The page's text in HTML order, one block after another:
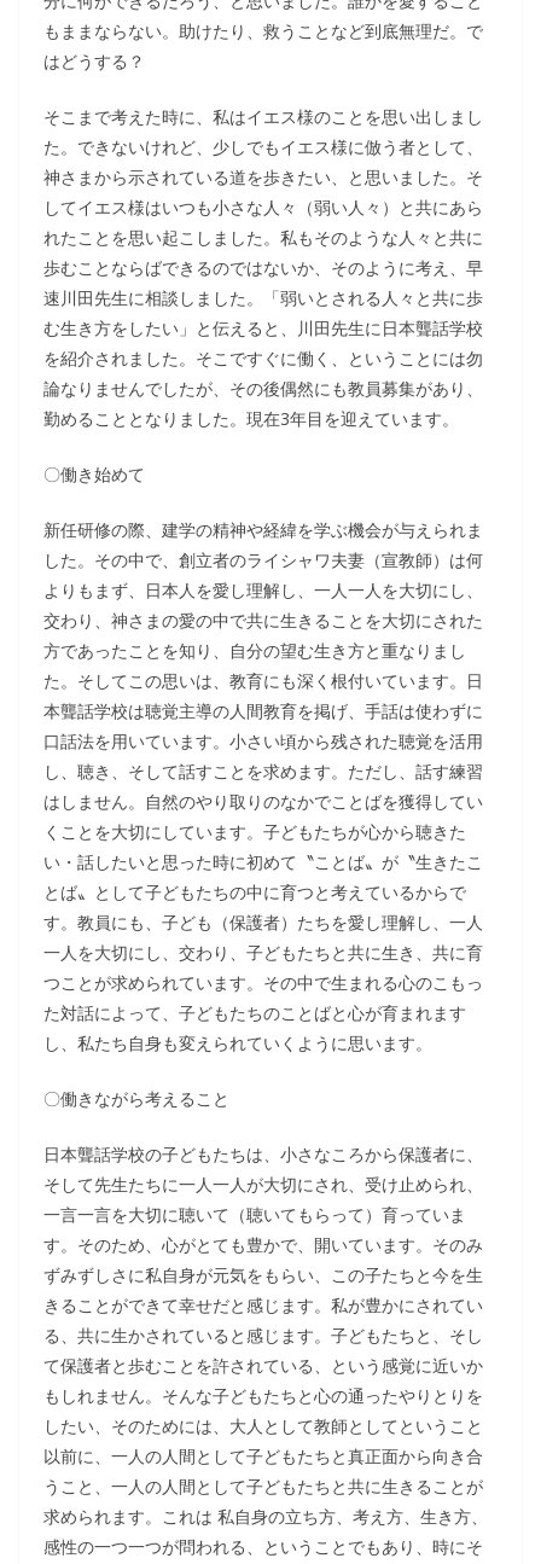
もままならない。助けたり、救うことなど到底無理だ。で
はどうする？
そこまで考えた時に、私はイエス様のことを思い出しまし
た。できないけれど、少しでもイエス様に倣う者として、
神さまから示されている道を歩きたい、と思いました。そ
してイエス様はいつも小さな人々（弱い人々）と共にあら
れたことを思い起こしました。私もそのような人々と共に
歩むことならばできるのではないか、そのように考え、早
速川田先生に相談しました。「弱いとされる人々と共に歩
む生き方をしたい」と伝えると、川田先生に日本聾話学校
を紹介されました。そこですぐに働く、ということには勿
論なりませんでしたが、その後偶然にも教員募集があり、
勤めることとなりました。現在3年目を迎えています。
〇働き始めて
新任研修の際、建学の精神や経緯を学ぶ機会が与えられま
した。その中で、創立者のライシャワ夫妻（宣教師）は何
よりもまず、日本人を愛し理解し、一人一人を大切にし、
交わり、神さまの愛の中で共に生きることを大切にされた
方であったことを知り、自分の望む生き方と重なりまし
た。そしてこの思いは、教育にも深く根付いています。日
本聾話学校は聴覚主導の人間教育を掲げ、手話は使わずに
口話法を用いています。小さい頃から残された聴覚を活用
し、聴き、そして話すことを求めます。ただし、話す練習
はしません。自然のやり取りのなかでことばを獲得してい
くことを大切にしています。子どもたちが心から聴きた
い・話したいと思った時に初めて〝ことば〟が〝生きたこ
とば〟として子どもたちの中に育つと考えているからで
す。教員にも、子ども（保護者）たちを愛し理解し、一人
一人を大切にし、交わり、子どもたちと共に生き、共に育
つことが求められています。その中で生まれる心のこもっ
た対話によって、子どもたちのことばと心が育まれます
し、私たち自身も変えられていくように思います。
〇働きながら考えること
日本聾話学校の子どもたちは、小さなころから保護者に、
そして先生たちに一人一人が大切にされ、受け止められ、
一言一言を大切に聴いて（聴いてもらって）育っていま
す。そのため、心がとても豊かで、開いています。そのみ
ずみずしさに私自身が元気をもらい、この子たちと今を生
きることができて幸せだと感じます。私が豊かにされてい
る、共に生かされていると感じます。子どもたちと、そし
て保護者と歩むことを許されている、という感覚に近いか
もしれません。そんな子どもたちと心の通ったやりとりを
したい、そのためには、大人として教師としてということ
以前に、一人の人間として子どもたちと真正面から向き合
うこと、一人の人間として子どもたちと共に生きることが
求められます。これは 私自身の立ち方、考え方、生き方、
感性の一つ一つが問われる、ということでもあり、時にそ